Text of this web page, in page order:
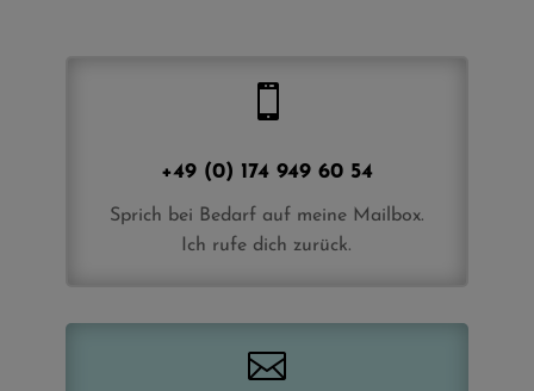

+49 (0) 174 949 60 54
Sprich bei Bedarf auf meine Mailbox.
Ich rufe dich zurück.
